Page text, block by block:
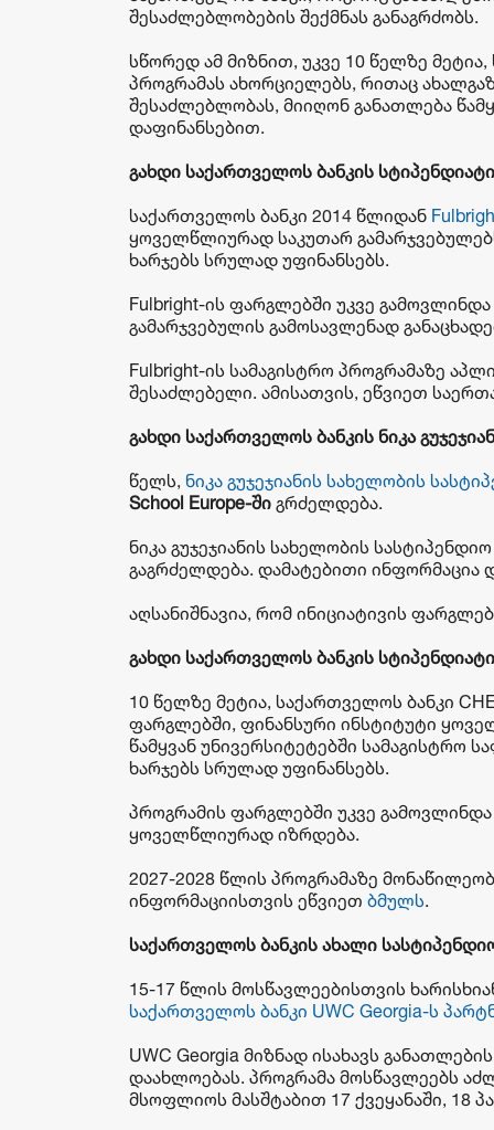
შესაძლებლობების შექმნას განაგრძობს.
სწორედ ამ მიზნით, უკვე 10 წელზე
პროგრამას ახორციელებს, რითაც
შესაძლებლობას, მიიღონ განათლება
დაფინანსებით.
გახდი საქართველოს ბანკის სტიპენდიატი
საქართველოს ბანკი 2014 წლიდან
ყოველწლიურად საკუთარ
ხარჯებს სრულად უფინანსებს.
Fulbright-ის ფარგლებში უკვე
გამარჯვებულის გამოსავლენად
Fulbright-ის სამაგისტრო პროგრამაზე
შესაძლებელი. ამისათვის, ეწვიეთ
გახდი საქართველოს ბანკის ნიკა
წელს, ნიკა გუჯეჯიანის სახელობის
School Europe-ში გრძელდება.
ნიკა გუჯეჯიანის სახელობის
გაგრძელდება. დამატებითი ინფორმაცია
აღსანიშნავია, რომ ინიციატივის
გახდი საქართველოს ბანკის სტიპენდიატი
10 წელზე მეტია, საქართველოს ბანკი
ფარგლებში, ფინანსური ინსტიტუტი
წამყვან უნივერსიტეტებში სამაგისტრო
ხარჯებს სრულად უფინანსებს.
პროგრამის ფარგლებში უკვე გამოვლინდა
ყოველწლიურად იზრდება.
2027-2028 წლის პროგრამაზე
ინფორმაციისთვის ეწვიეთ ბმულს.
საქართველოს ბანკის ახალი
15-17 წლის მოსწავლეებისთვის
საქართველოს ბანკი UWC Georgia-ს
UWC Georgia მიზნად ისახავს
დაახლოებას. პროგრამა მოსწავლეებს
მსოფლიოს მასშტაბით 17 ქვეყანაში, 18